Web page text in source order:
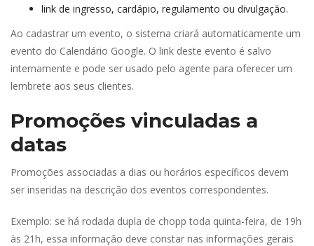
link de ingresso, cardápio, regulamento ou divulgação.
Ao cadastrar um evento, o sistema criará automaticamente um
evento do Calendário Google. O link deste evento é salvo
internamente e pode ser usado pelo agente para oferecer um
lembrete aos seus clientes.
Promoções vinculadas a
data
Promoções associadas a dias ou horários específicos devem
er inseridas na descrição dos eventos correspondentes.
Exemplo: se há rodada dupla de chopp toda quinta-feira, de 19h
às 21h, essa informação deve constar nas informações gerais